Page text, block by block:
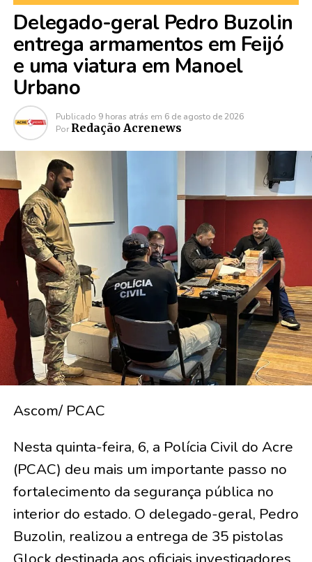
Delegado-geral Pedro Buzolin
entrega armamentos em Feijó
e uma viatura em Manoel
Urbano
Publicado 9 horas atrás em 6 de agosto de 2026
Por Redação Acrenews
Ascom/ PCAC
Nesta quinta-feira, 6, a Polícia Civil do Acre
(PCAC) deu mais um importante passo no
fortalecimento da segurança pública no
interior do estado. O delegado-geral, Pedro
Buzolin, realizou a entrega de 35 pistolas